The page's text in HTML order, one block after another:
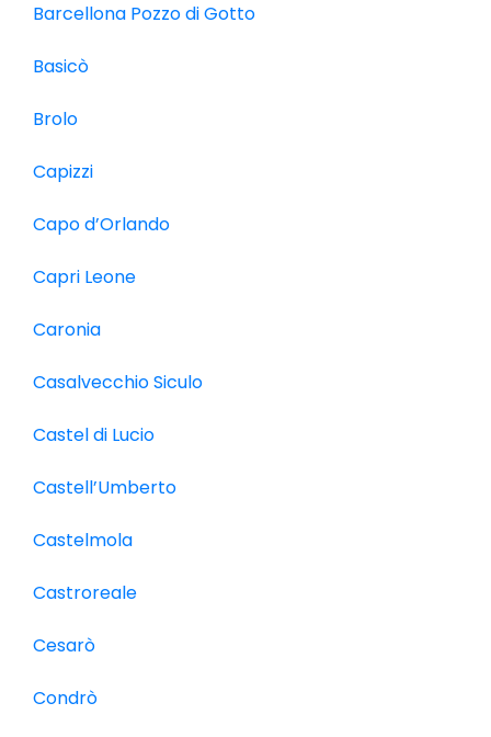
Barcellona Pozzo di Gotto
Basicò
Brolo
Capizzi
Capo d’Orlando
Capri Leone
Caronia
Casalvecchio Siculo
Castel di Lucio
Castell’Umberto
Castelmola
Castroreale
Cesarò
Condrò